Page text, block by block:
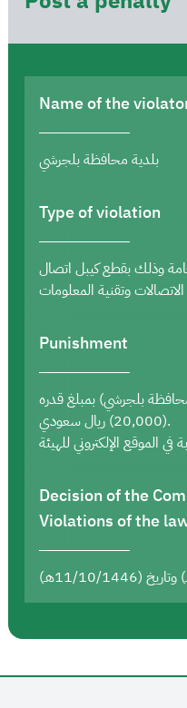
Name of the
بلدية محافظة بلجرشي
Type of violation
وذلك بقطع كيبل اتصال
وتقنية المعلومات
Punishment
بلجرشي) بمبلغ قدره
(20,000) ريال سعودي.
Decision of the
Violations of the